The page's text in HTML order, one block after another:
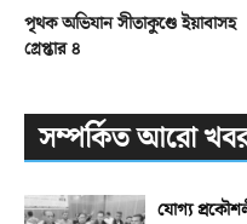
পৃথক অভিযান সীতাকুণ্ডে ইয়াবাসহ
গ্রেপ্তার ৪
সম্পর্কিত আরো
যোগ্য